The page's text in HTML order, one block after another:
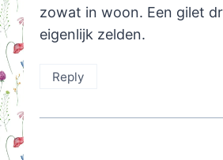
zowat in woon. Een gilet
eigenlijk zelden.
Reply